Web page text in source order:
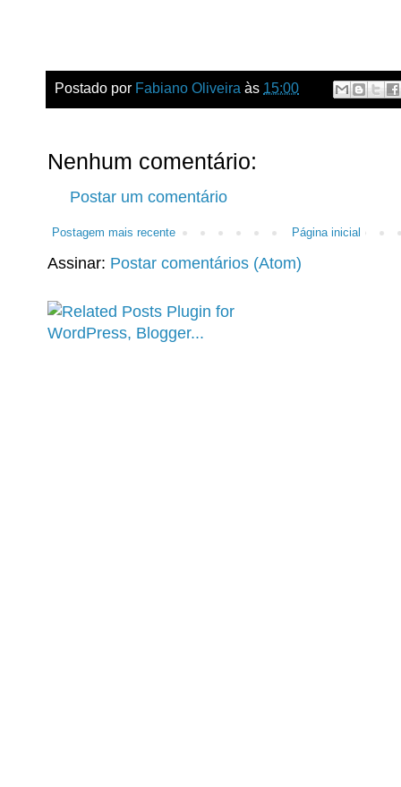
Postado por Fabiano Oliveira às 15:00
Nenhum comentário:
Postar um comentário
Postagem mais recente Página inicial
Assinar: Postar comentários (Atom)